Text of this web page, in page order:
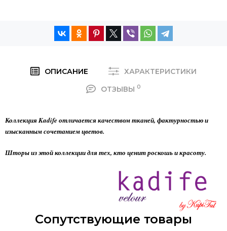
ОПИСАНИЕ
ХАРАКТЕРИСТИКИ
ОТЗЫВЫ 0
Коллекция Kadife отличается качеством тканей, фактурностью и
изысканным сочетанием цветов.
Шторы из этой коллекции для тех, кто ценит роскошь и красоту.
Сопутствующие товары